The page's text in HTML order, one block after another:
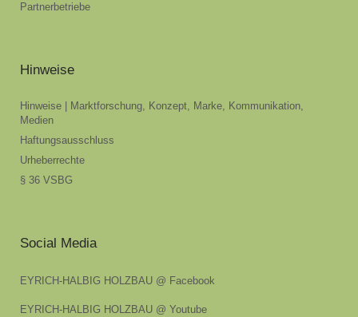
Partnerbetriebe
Hinweise
Hinweise | Marktforschung, Konzept, Marke, Kommunikation,
Medien
Haftungsausschluss
Urheberrechte
§ 36 VSBG
Social Media
EYRICH-HALBIG HOLZBAU @ Facebook
EYRICH-HALBIG HOLZBAU @ Youtube